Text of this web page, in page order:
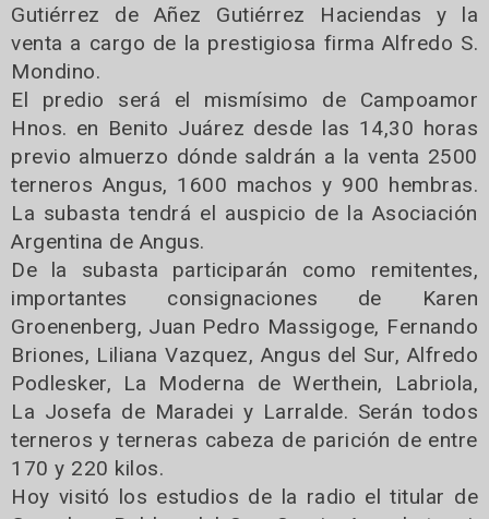
Gutiérrez de Añez Gutiérrez Haciendas y la
venta a cargo de la prestigiosa firma Alfredo S.
Mondino.
El predio será el mismísimo de Campoamor
Hnos. en Benito Juárez desde las 14,30 horas
previo almuerzo dónde saldrán a la venta 2500
terneros Angus, 1600 machos y 900 hembras.
La subasta tendrá el auspicio de la Asociación
Argentina de Angus.
De la subasta participarán como remitentes,
importantes consignaciones de Karen
Groenenberg, Juan Pedro Massigoge, Fernando
Briones, Liliana Vazquez, Angus del Sur, Alfredo
Podlesker, La Moderna de Werthein, Labriola,
La Josefa de Maradei y Larralde. Serán todos
terneros y terneras cabeza de parición de entre
170 y 220 kilos.
Hoy visitó los estudios de la radio el titular de